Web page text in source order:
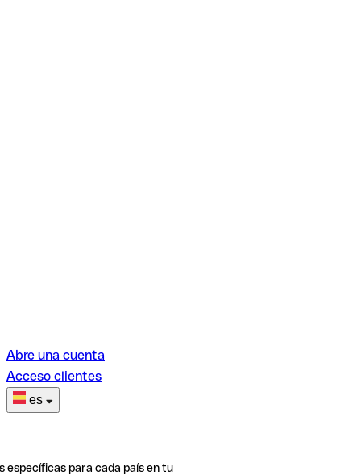
Abre una cuenta
Acceso clientes
es
específicas para cada país en tu